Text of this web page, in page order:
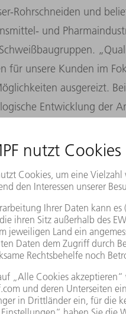
Rohrschneiden und
und
für unsere Kunden im
ausgereizt.
Entwicklung der
noch in der Software